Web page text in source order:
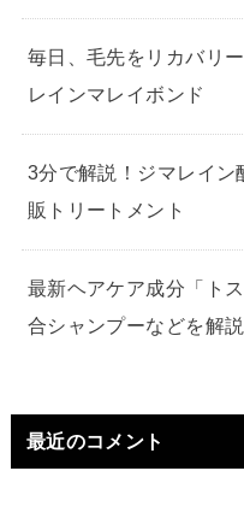
毎日、毛先をリ
レインマレイボンド
3分で解説！ジマレイ
販トリートメント
最新ヘアケア成分「ト
合シャンプーなどを解説
最近のコメント